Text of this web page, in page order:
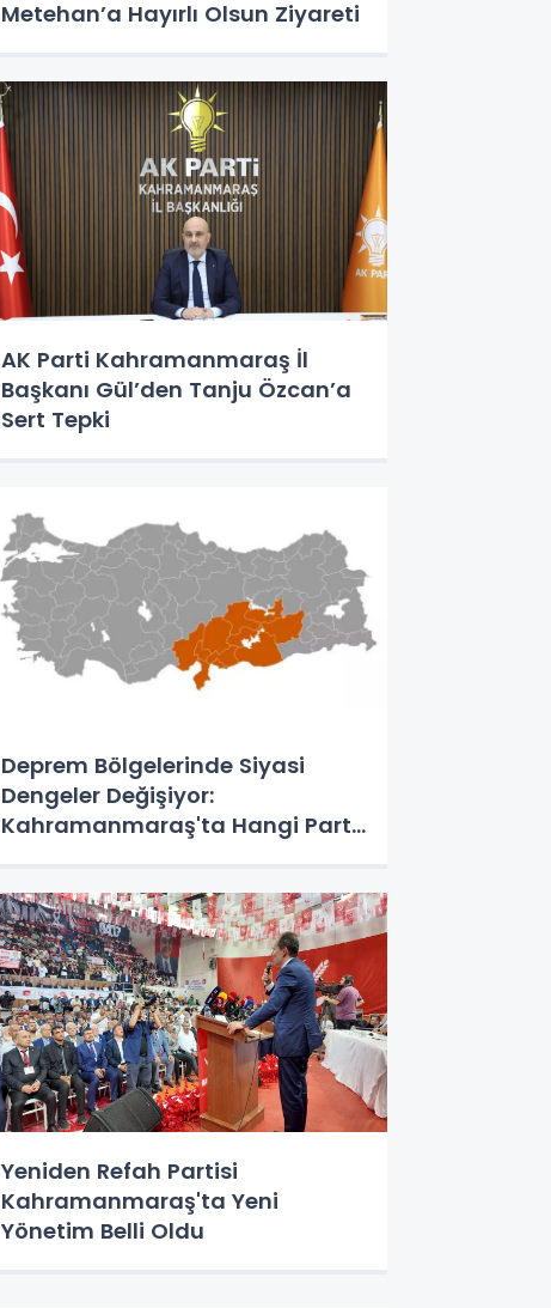
Metehan’a Hayırlı Olsun Ziyareti
AK Parti Kahramanmaraş İl
Başkanı Gül’den Tanju Özcan’a
Sert Tepki
Deprem Bölgelerinde Siyasi
Dengeler Değişiyor:
Kahramanmaraş'ta Hangi Parti
Yeniden Refah Partisi
Kahramanmaraş'ta Yeni
Yönetim Belli Oldu